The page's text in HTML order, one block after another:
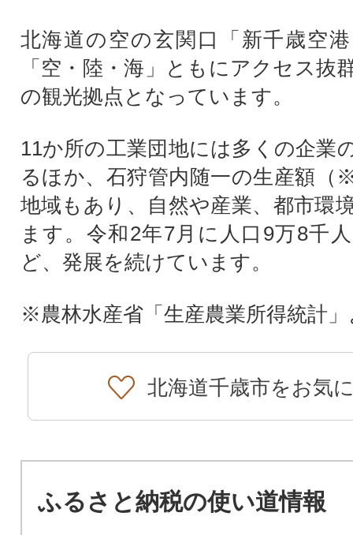
北海道の空の玄関口「新千歳空
「空・陸・海」ともにアクセス抜
の観光拠点となっています。
11か所の工業団地には多くの企業
るほか、石狩管内随一の生産額（
地域もあり、自然や産業、都市環
ます。令和2年7月に人口9万8千
ど、発展を続けています。
※農林水産省「生産農業所得統計
北海道千歳市をお気
ふるさと納税の使い道情報